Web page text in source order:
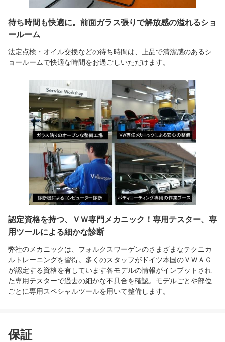
待ち時間も快適に。前面ガラス張りで解放感の溢れるショ
ールーム
法定点検・オイル交換などの待ち時間は、上品で清潔感のあるシ
ョールームで快適な時間をお過ごしいただけます。
認定資格を持つ、ＶＷ専門メカニック！専用テスター、専
用ツールによる細かな診断
弊社のメカニックは、フォルクスワーゲンのさまざまなテクニカ
ルトレーニングを習得。多くのスタッフがドイツ本国のＶＷＡＧ
が認定する資格を有しています各モデルの情報がインプットされ
た専用テスターで過去の細かな不具合を確認。モデルごとや部位
ごとに専用スペシャルツールを用いて整備します。
保証